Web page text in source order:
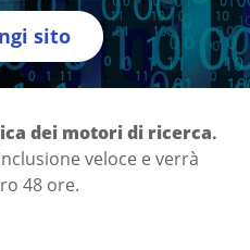
sito
dei motori di ricerca.
veloce e verrà
48 ore.